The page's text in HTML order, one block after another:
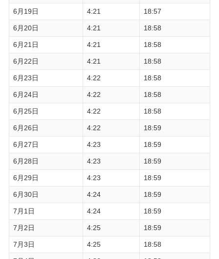
6月19日 4:21 18:57
6月20日 4:21 18:58
6月21日 4:21 18:58
6月22日 4:21 18:58
6月23日 4:22 18:58
6月24日 4:22 18:58
6月25日 4:22 18:58
6月26日 4:22 18:59
6月27日 4:23 18:59
6月28日 4:23 18:59
6月29日 4:23 18:59
6月30日 4:24 18:59
7月1日 4:24 18:59
7月2日 4:25 18:59
7月3日 4:25 18:58